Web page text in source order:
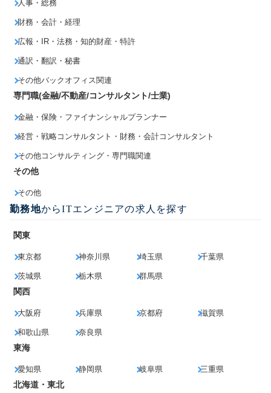
人事・総務
財務・会計・経理
広報・IR・法務・知的財産・特許
通訳・翻訳・秘書
その他バックオフィス関連
専門職(金融/不動産/コンサルタント/士業)
金融・保険・ファイナンシャルプランナー
経営・戦略コンサルタント・財務・会計コンサルタント
その他コンサルティング・専門職関連
その他
その他
勤務地からITエンジニアの求人を探す
関東
東京都 神奈川県 埼玉県 千葉県
茨城県 栃木県 群馬県
関西
大阪府 兵庫県 京都府 滋賀県
和歌山県 奈良県
東海
愛知県 静岡県 岐阜県 三重県
北海道・東北